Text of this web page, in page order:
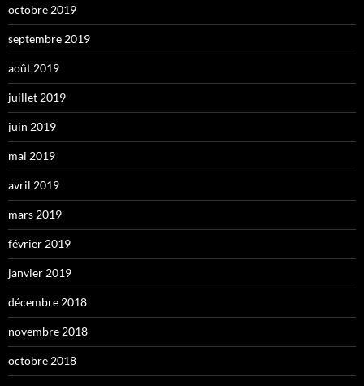
octobre 2019
septembre 2019
août 2019
juillet 2019
juin 2019
mai 2019
avril 2019
mars 2019
février 2019
janvier 2019
décembre 2018
novembre 2018
octobre 2018